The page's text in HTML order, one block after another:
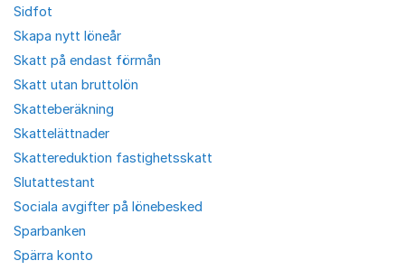
Sidfot
Skapa nytt löneår
Skatt på endast förmån
Skatt utan bruttolön
Skatteberäkning
Skattelättnader
Skattereduktion fastighetsskatt
Slutattestant
Sociala avgifter på lönebesked
Sparbanken
Spärra konto